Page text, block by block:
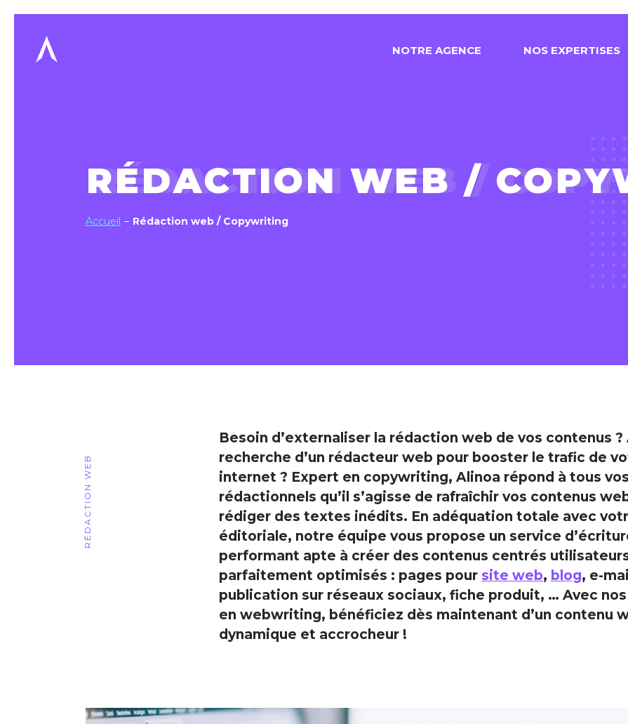
NOTRE AGENCE NOS EXPERTISES
RÉDACTION WEB /
Accueil Rédaction web / Copywriting
RÉDACTION WEB
Besoin d’externaliser la rédaction web de vos contenus ?
recherche d’un rédacteur web pour booster le trafic de
internet ? Expert en copywriting, Alinoa répond à tous
rédactionnels qu’il s’agisse de rafraîchir vos contenus
rédiger des textes inédits. En adéquation totale avec
éditoriale, notre équipe vous propose un service
performant apte à créer des contenus centrés
parfaitement optimisés : pages pour site web, blog, e-
publication sur réseaux sociaux, fiche produit, … Avec
en webwriting, bénéficiez dès maintenant d’un contenu
dynamique et accrocheur !